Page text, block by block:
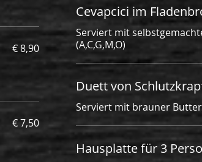
€ 8,90
€ 7,50
Cevapcici im
Serviert mit
(A,C,G,M,O)
Duett von
Serviert mit brauner
Hausplatte für 3